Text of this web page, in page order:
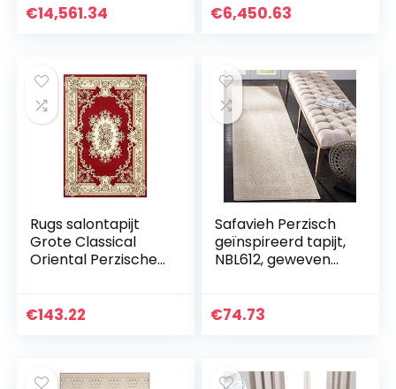
blauw, paars en
€14,561.34
Perzische stijl
€6,450.63
Rugs salontapijt
Grote Classical
Oriental Perzische
Woonkamer Floral
€143.22
Safavieh Perzisch
geïnspireerd tapijt,
NBL612, geweven
beige/ivoor, 66 x
€74.73